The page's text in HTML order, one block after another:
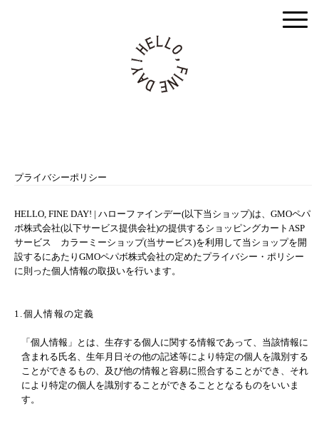
プライバシーポリシー
HELLO, FINE DAY! | ハローファインデー(以下当ショップ)は、 GMOペパ
ボ株式会社(以下サービス提供会社)の提供するショッピングカートASP
サービス カラーミーショップ(当サービス)を利用して当ショップを開
設するにあたりGMOペパボ株式会社の定めたプライバシー・ポリシー
に則った個人情報の取扱いを行います。
1.個人情報の定義
「個人情報」とは、生存する個人に関する情報であって、当該情報に
含まれる氏名、生年月日その他の記述等により特定の個人を識別する
ことができるもの、及び他の情報と容易に照合することができ、それ
により特定の個人を識別することができることとなるものをいいま
す。